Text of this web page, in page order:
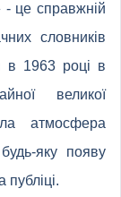
- це справжній
словників
в 1963 році в
великої
атмосфера
яку появу
публіці.